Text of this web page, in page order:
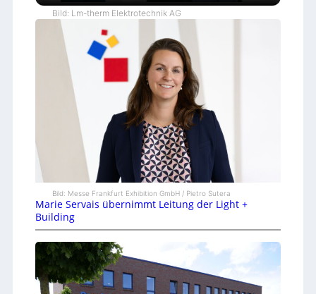
Bild: Lm-therm Elektrotechnik AG
Bild: Messe Frankfurt Exhibition GmbH / Pietro Sutera
Marie Servais übernimmt Leitung der Light +
Building